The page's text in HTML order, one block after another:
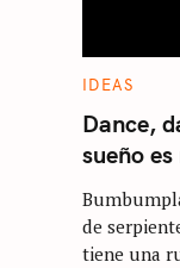
C
T
E
G
O
I
E
S
IDEAS
Dance,
sueño
de
tiene una